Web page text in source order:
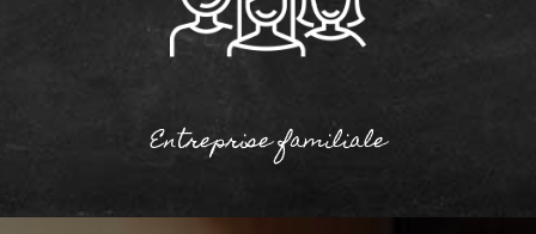
Entreprise familiale